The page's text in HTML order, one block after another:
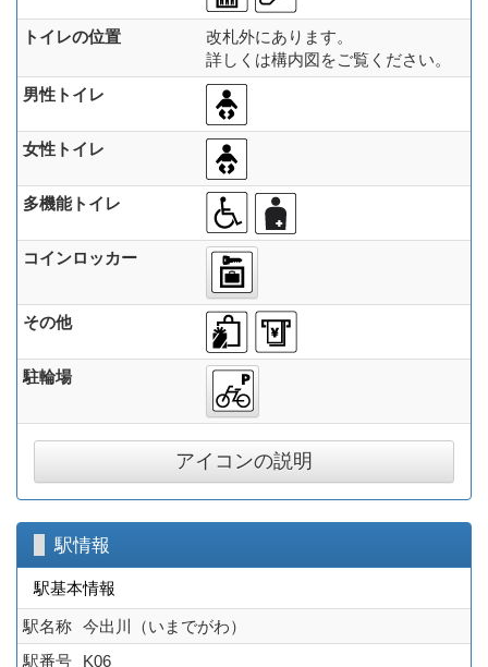
トイレの位置
改札外にあります。
詳しくは構内図をご覧ください。
男性トイレ
女性トイレ
多機能トイレ
コインロッカー
その他
駐輪場
アイコンの説明
駅情報
駅基本情報
駅名称 今出川（いまでがわ）
駅番号
K06